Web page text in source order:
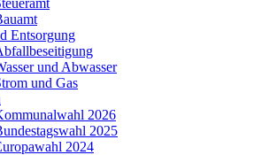
Entsorgung
und Abwasser
und Gas
2026
2025
2024